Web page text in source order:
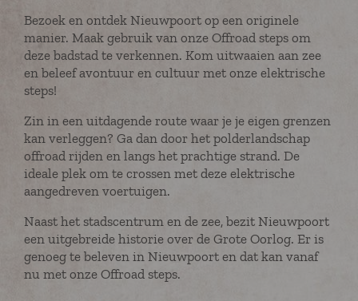
Bezoek en ontdek Nieuwpoort op een originele
manier. Maak gebruik van onze Offroad steps om
deze badstad te verkennen. Kom uitwaaien aan zee
en beleef avontuur en cultuur met onze elektrische
steps!
Zin in een uitdagende route waar je je eigen grenzen
kan verleggen? Ga dan door het polderlandschap
offroad rijden en langs het prachtige strand. De
ideale plek om te crossen met deze elektrische
aangedreven voertuigen.
Naast het stadscentrum en de zee, bezit Nieuwpoort
een uitgebreide historie over de Grote Oorlog. Er is
genoeg te beleven in Nieuwpoort en dat kan vanaf
nu met onze Offroad steps.